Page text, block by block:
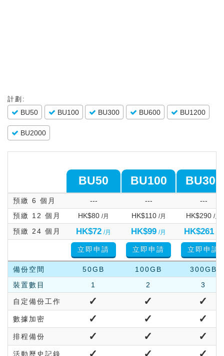
計劃:
BU50 BU100 BU300 BU600 BU1200
BU2000
BU50 BU100 BU300
預繳 6 個月 --- ---
---
預繳 12 個月
HK$80 /月 HK$110 /月 HK$290 /月
預繳 24 個月 HK$72 /月 HK$99 /月 HK$261
立即申請 立即申請 立即申請
備份空間 50GB 100GB
300GB
裝置數目
1 2 3
自定備份工作 ✓ ✓ ✓
數據加密 ✓ ✓ ✓
排程備份 ✓ ✓ ✓
活動歷史記錄